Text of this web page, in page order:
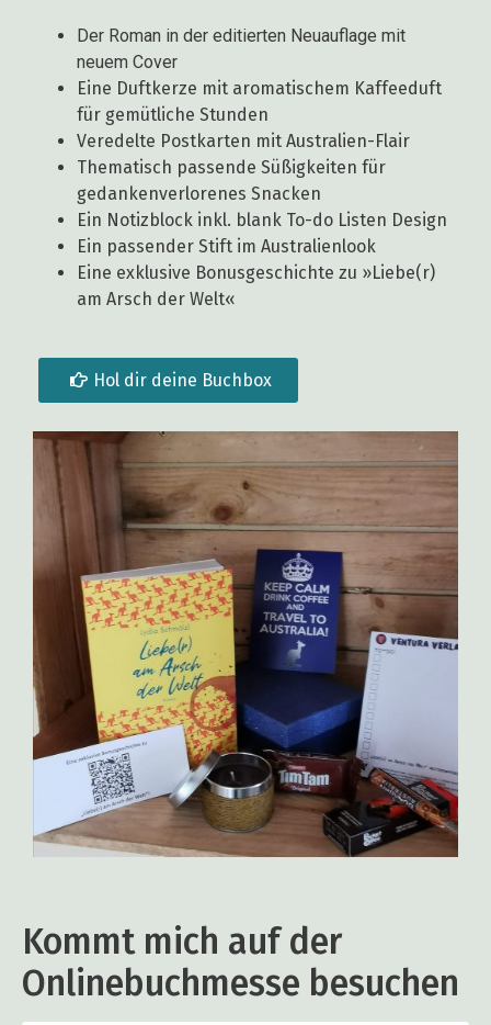
Der Roman in der editierten Neuauflage mit
neuem Cover
Eine Duftkerze mit aromatischem Kaffeeduft
für gemütliche Stunden
Veredelte Postkarten mit Australien-Flair
Thematisch passende Süßigkeiten für
gedankenverlorenes Snacken
Ein Notizblock inkl. blank To-do Listen Design
Ein passender Stift im Australienlook
Eine exklusive Bonusgeschichte zu »Liebe(r)
am Arsch der Welt«
Hol dir deine Buchbox
Kommt mich auf der
Onlinebuchmesse besuchen